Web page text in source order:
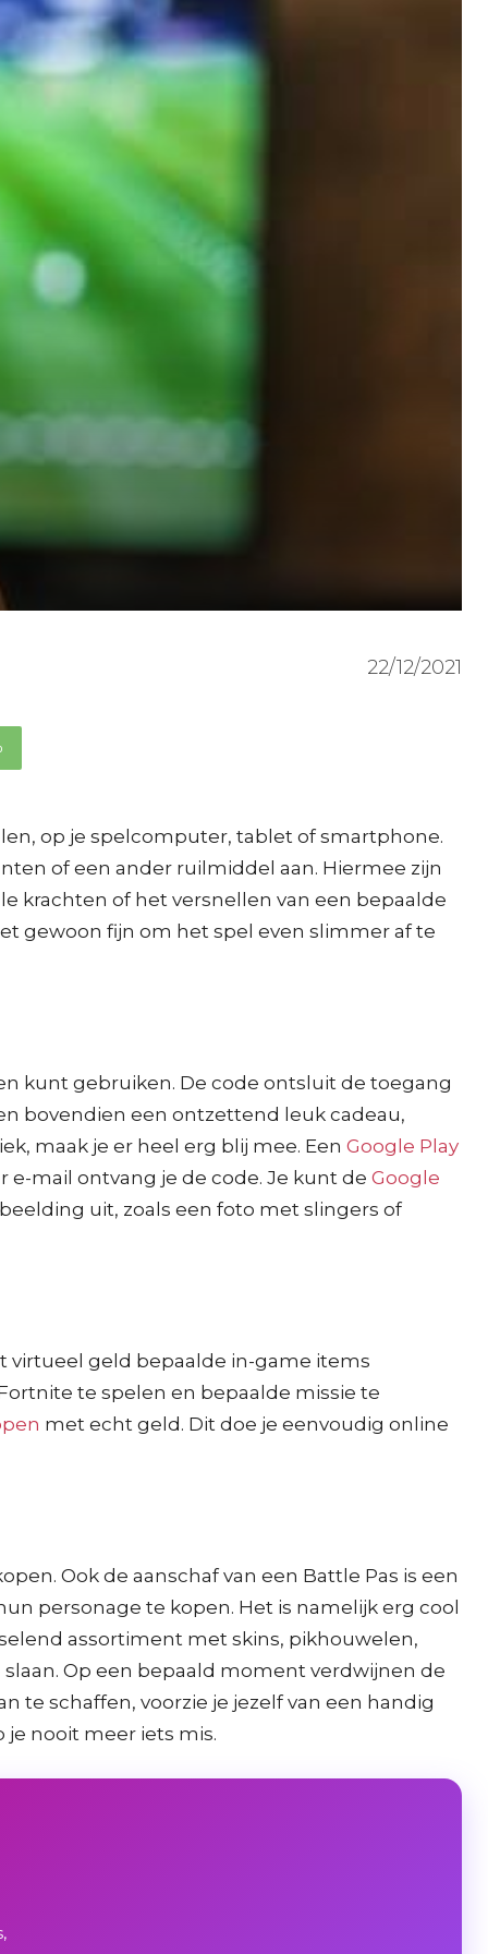
22/12/2021
op je spelcomputer, tablet of smartphone.
of een ander ruilmiddel aan. Hiermee zijn
krachten of het versnellen van een bepaalde
gewoon fijn om het spel even slimmer af te
kunt gebruiken. De code ontsluit de toegang
bovendien een ontzettend leuk cadeau,
maak je er heel erg blij mee. Een Google Play
e-mail ontvang je de code. Je kunt de Google
uit, zoals een foto met slingers of
virtueel geld bepaalde in-game items
te spelen en bepaalde missie te
met echt geld. Dit doe je eenvoudig online
Ook de aanschaf van een Battle Pas is een
personage te kopen. Het is namelijk erg cool
assortiment met skins, pikhouwelen,
Op een bepaald moment verdwijnen de
te schaffen, voorzie je jezelf van een handig
nooit meer iets mis.